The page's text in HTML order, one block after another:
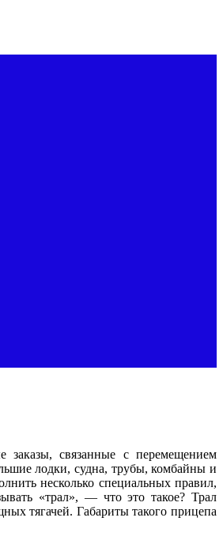
заказы, связанные с перемещением
лодки, судна, трубы, комбайны и
несколько специальных правил,
«трал», — что это такое? Трал
тягачей. Габариты такого прицепа